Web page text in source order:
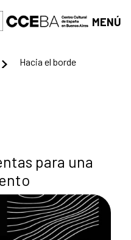
MENÚ
Hacia el borde
para una